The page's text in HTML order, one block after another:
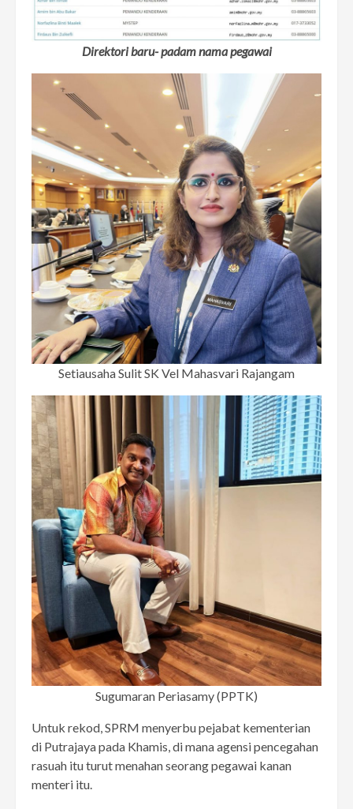
Direktori baru- padam nama pegawai
Setiausaha Sulit SK Vel Mahasvari Rajangam
Sugumaran Periasamy (PPTK)
Untuk rekod, SPRM menyerbu pejabat kementerian
di Putrajaya pada Khamis, di mana agensi pencegahan
rasuah itu turut menahan seorang pegawai kanan
menteri itu.